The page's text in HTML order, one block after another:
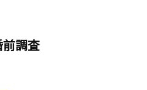
調査